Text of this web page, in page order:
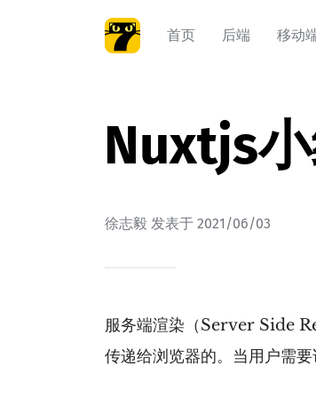
首页 后端 移动
Nuxtjs
徐志毅 发表于2021/06/03
服务端渲染（Server Side
传递给浏览器的。当用户需